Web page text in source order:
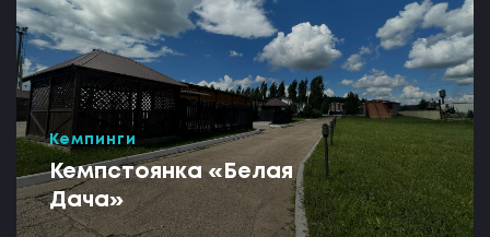
Кемпинги
Кемпстоянка «Белая
Дача»